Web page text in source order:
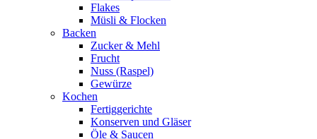
Flakes
Müsli & Flocken
Backen
Zucker & Mehl
Frucht
Nuss (Raspel)
Gewürze
Kochen
Fertiggerichte
Konserven und Gläser
Öle & Saucen